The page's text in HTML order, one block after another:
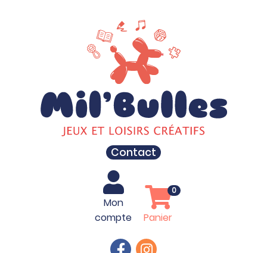
Contact
Mon
compte
Panier
0